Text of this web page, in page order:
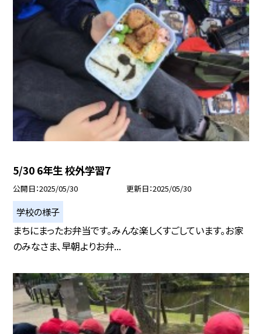
5/30 6年生 校外学習7
公開日 2025/05/30 更新日 2025/05/30
学校の様子
まちにまったお弁当です。みんな楽しくすごしています。お家
のみなさま、早朝よりお弁...